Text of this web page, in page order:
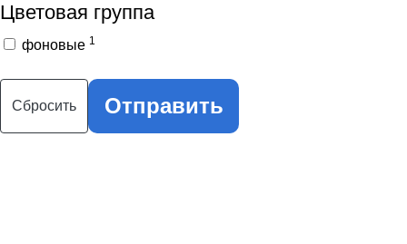
Цветовая группа
фоновые 1
Сбросить Отправить